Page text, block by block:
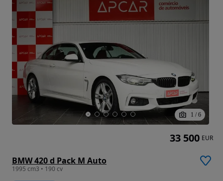
1 / 6
BMW 420 d Pack M Auto
1995 cm3 • 190 cv
33 500 EUR